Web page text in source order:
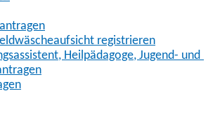
registrieren
Heilpädagoge, Jugend- und